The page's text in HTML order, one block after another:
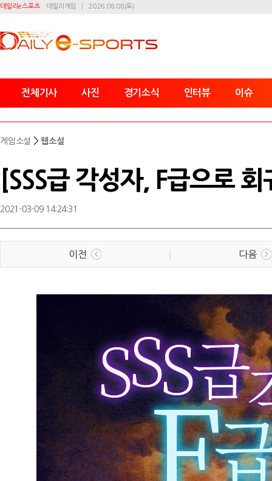
데일리e스포츠 데일리게임 2026.08.08(토)
전체기사 사진 경기소식 인터뷰 이슈
게임소설 >웹소설
[SSS급 각성자, F급으로
2021-03-09 14:24:31
이전 다음